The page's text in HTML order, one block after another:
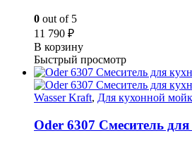
0 out of 5
11 790 ₽
В корзину
Быстрый просмотр
Wasser Kraft, Для кухонной
Oder 6307 Смеситель